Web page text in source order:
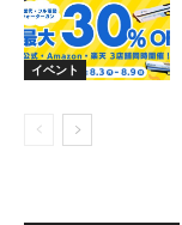
イベント